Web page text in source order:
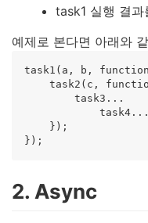
task1 실행 결
예제로 본다면 아래와
task1(a, b,
task2(c,
        task3...
            task4...
    });
2. Async